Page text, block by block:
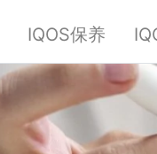
IQOS保养